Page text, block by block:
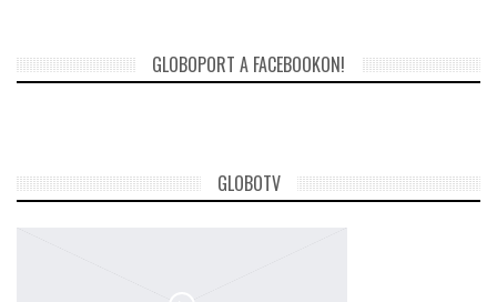
GLOBOPORT A FACEBOOKON!
GLOBOTV